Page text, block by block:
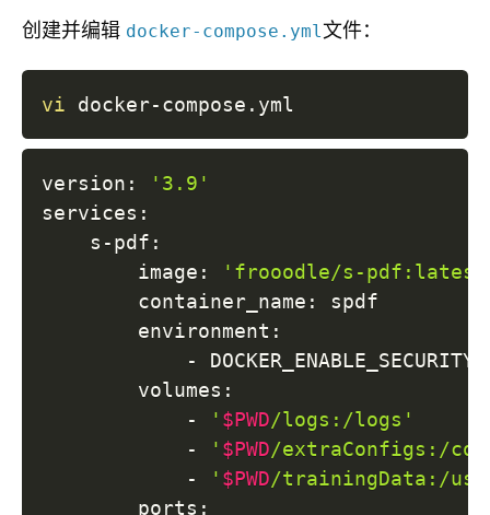
创建并编辑 docker-compose.yml文件：
vi
version:
'3.9'
services:
    s-pdf:
        image:
'frooodle/s-
        container_name: spdf
        environment:
            -
DOCKER_ENABLE_SECURITY
        volumes:
            -
' $PWD/logs:/logs'
            -
' $PWD/extraConfigs:/
            -
' $PWD/trainingData:/
        ports: